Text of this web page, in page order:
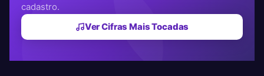
cadastro.
Ver Cifras Mais Tocadas